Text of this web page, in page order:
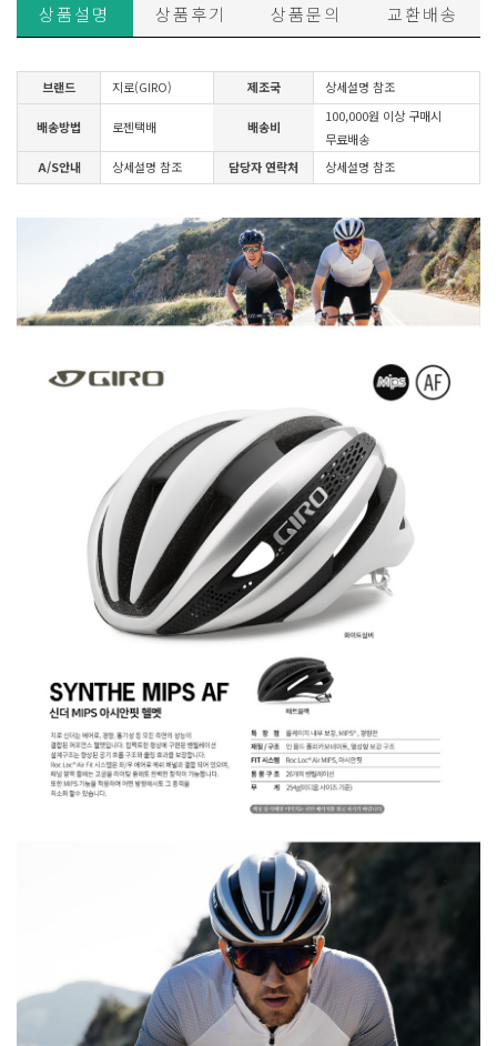
상품설명 상품후기 상품문의 교환배송
브랜드 지로(GIRO) 제조국 상세설명 참조
배송방법 로젠택배 배송비
100,000원 이상 구매시
무료배송
A/S안내
상세설명 참조 담당자 연락처 상세설명 참조